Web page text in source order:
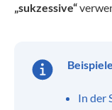
„sukzessive“
Beispiele
In der